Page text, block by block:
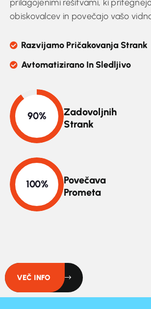
prilagojenimi rešitvami, ki
obiskovalcev in povečajo vašo
Razvijamo Pričakovanja Strank
Avtomatizirano In Sledljivo
Zadovoljnih
Strank
Povečava
Prometa
VEČ INFO